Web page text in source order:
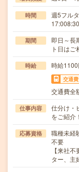
時間
週5フル
期間
即日～長
ト日は
時給 時給
交通費
交通費全
仕事内容
仕分け・
をご紹介
応募資格
職種未経
不要
【来社
ター、